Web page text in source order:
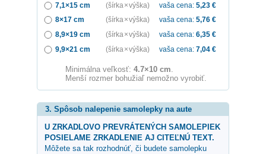
7,1×15 cm
(šírka × výška) vaša cena: 5,23 €
8×17 cm
(šírka × výška) vaša cena: 5,76 €
8,9×19 cm
(šírka × výška) vaša cena: 6,35 €
9,9×21 cm
(šírka × výška) vaša cena: 7,04 €
Minimálna veľkosť: 4.7×10 cm.
Menší rozmer bohužiaľ nemožno vyrobiť.
3. Spôsob nalepenie samolepky na aute
U ZRKADLOVO PREVRÁTENÝCH SAMOLEPIEK
POSIELAME ZRKADLENIE AJ CITEĽNÚ TEXT.
Môžete sa tak rozhodnúť, či budete samolepku